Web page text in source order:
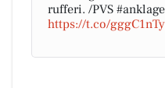
rufferi. /PVS
https://t.co/